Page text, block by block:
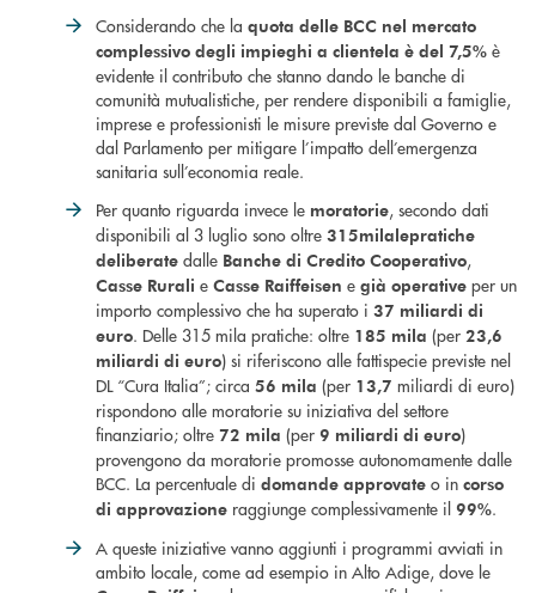
Considerando che la quota delle BCC nel mercato
complessivo degli impieghi a clientela è del 7,5% è
evidente il contributo che stanno dando le banche di
comunità mutualistiche, per rendere disponibili a famiglie,
imprese e professionisti le misure previste dal Governo e
dal Parlamento per mitigare l’impatto dell’emergenza
sanitaria sull’economia reale.
Per quanto riguarda invece le moratorie, secondo dati
disponibili al 3 luglio sono oltre 315milalepratiche
deliberate dalle Banche di Credito Cooperativo,
Casse Rurali e Casse Raiffeisen e già operative per un
importo complessivo che ha superato i 37 miliardi di
euro. Delle 315 mila pratiche: oltre 185 mila (per 23,6
miliardi di euro) si riferiscono alle fattispecie previste nel
DL “Cura Italia”; circa 56 mila (per 13,7 miliardi di euro)
rispondono alle moratorie su iniziativa del settore
finanziario; oltre 72 mila (per 9 miliardi di euro)
provengono da moratorie promosse autonomamente dalle
BCC. La percentuale di domande approvate o in corso
di approvazione raggiunge complessivamente il 99%.
A queste iniziative vanno aggiunti i programmi avviati in
ambito locale, come ad esempio in Alto Adige, dove le